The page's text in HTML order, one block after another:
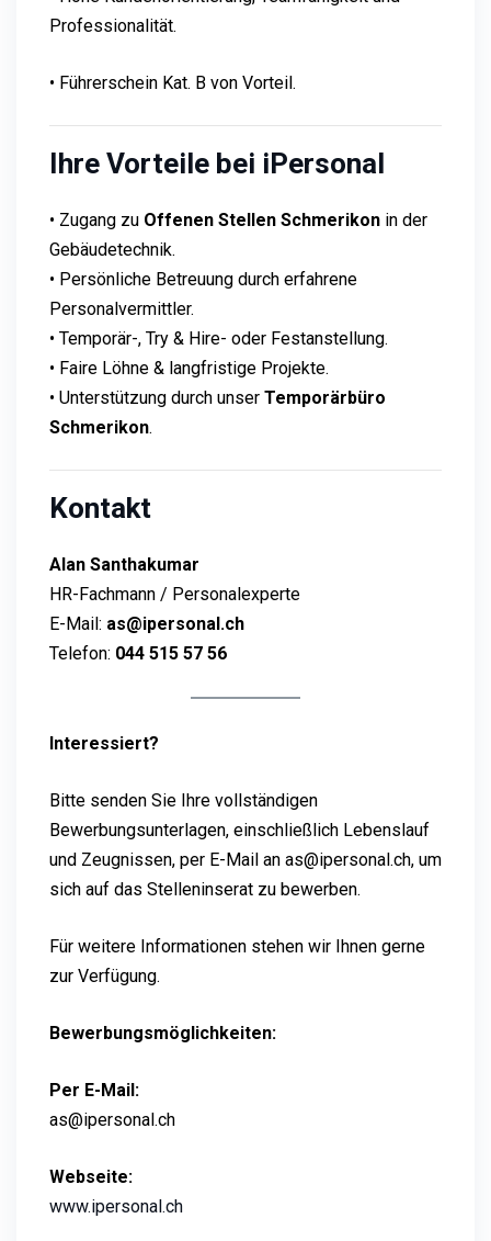
Professionalität.
• Führerschein Kat. B von Vorteil.
Ihre Vorteile bei iPersonal
• Zugang zu Offenen Stellen Schmerikon in der
Gebäudetechnik.
• Persönliche Betreuung durch erfahrene
Personalvermittler.
• Temporär-, Try & Hire- oder Festanstellung.
• Faire Löhne & langfristige Projekte.
• Unterstützung durch unser Temporärbüro
Schmerikon.
Kontakt
Alan Santhakumar
HR-Fachmann / Personalexperte
E-Mail: as@ipersonal.ch
Telefon: 044 515 57 56
Interessiert?
Bitte senden Sie Ihre vollständigen
Bewerbungsunterlagen, einschließlich Lebenslauf
und Zeugnissen, per E-Mail an as@ipersonal.ch, um
sich auf das Stelleninserat zu bewerben.
Für weitere Informationen stehen wir Ihnen gerne
zur Verfügung.
Bewerbungsmöglichkeiten:
Per E-Mail:
as@ipersonal.ch
Webseite:
www.ipersonal.ch